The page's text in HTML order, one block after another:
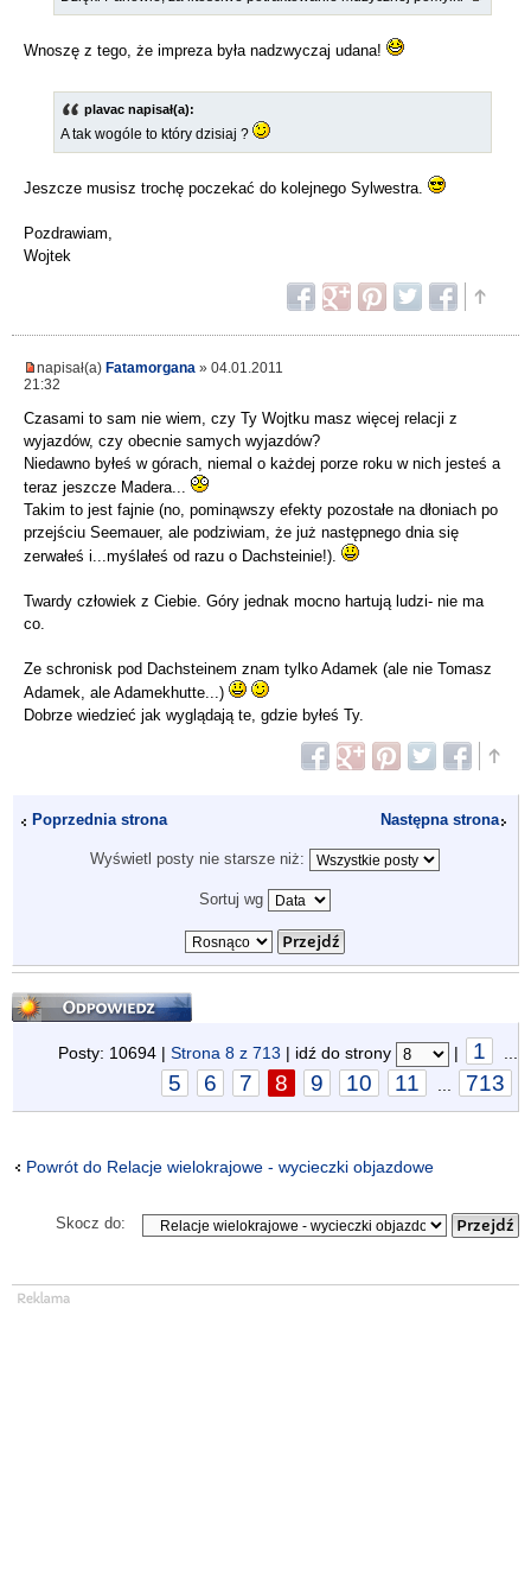
Wnoszę z tego, że impreza była nadzwyczaj udana!
plavac napisał(a):
A tak wogóle to który dzisiaj ?
Jeszcze musisz trochę poczekać do kolejnego Sylwestra.
Pozdrawiam,
Wojtek
napisał(a) Fatamorgana » 04.01.2011
21:32
Czasami to sam nie wiem, czy Ty Wojtku masz więcej relacji z
wyjazdów, czy obecnie samych wyjazdów?
Niedawno byłeś w górach, niemal o każdej porze roku w nich jesteś a
teraz jeszcze Madera...
Takim to jest fajnie (no, pominąwszy efekty pozostałe na dłoniach po
przejściu Seemauer, ale podziwiam, że już następnego dnia się
zerwałeś i...myślałeś od razu o Dachsteinie!).
Twardy człowiek z Ciebie. Góry jednak mocno hartują ludzi- nie ma
co.
Ze schronisk pod Dachsteinem znam tylko Adamek (ale nie Tomasz
Adamek, ale Adamekhutte...)
Dobrze wiedzieć jak wyglądają te, gdzie byłeś Ty.
Poprzednia strona Następna strona
Wyświetl posty nie starsze niż:
Sortuj wg
Odpowiedz
Posty: 10694 | Strona 8 z 713 | idź do strony | 1
5 6 7 8 9 10 11 713
Powrót do Relacje wielokrajowe - wycieczki objazdowe
Skocz do: